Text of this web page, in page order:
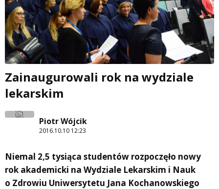
Zainaugurowali rok na wydziale
lekarskim
Piotr Wójcik
2016.10.10 12:23
Niemal 2,5 tysiąca studentów rozpoczęło nowy
rok akademicki na Wydziale Lekarskim i Nauk
o Zdrowiu Uniwersytetu Jana Kochanowskiego